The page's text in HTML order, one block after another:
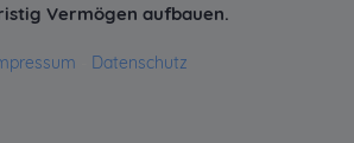
Vermögen aufbauen.
Datenschutz